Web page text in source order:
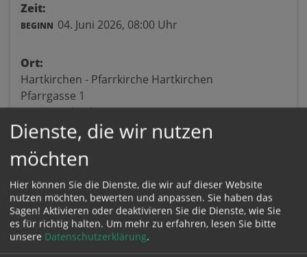
Zeit:
BEGINN 04. Juni 2026, 08:00 Uhr
Ort:
Hartkirchen - Pfarrkirche Hartkirchen
Pfarrgasse 1
4081 Hartkirchen
Dienste, die wir nutzen
möchten
Hier können Sie die Dienste, die wir auf dieser Website
nutzen möchten, bewerten und anpassen. Sie haben das
Sagen! Aktivieren oder deaktivieren Sie die Dienste, wie Sie
es für richtig halten. Um mehr zu erfahren, lesen Sie bitte
unsere Datenschutzerklärung.